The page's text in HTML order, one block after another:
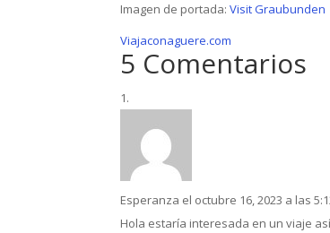
Imagen de portada:Visit Graubunden
Viajaconaguere.com
5 Comentarios
Esperanza el octubre 16, 2023 a las
Hola estaría interesada en un viaje